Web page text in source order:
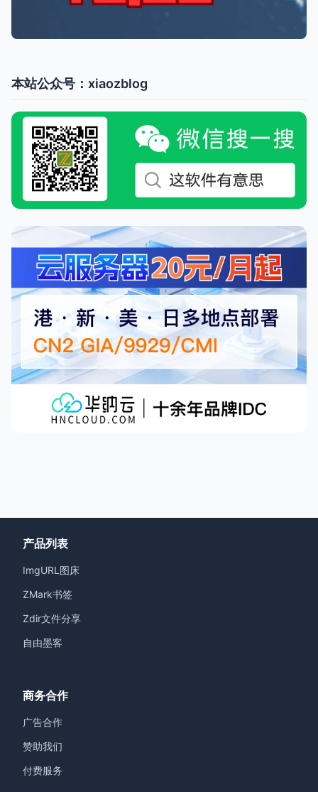
本站公众号：xiaozblog
产品列表
ImgURL图床
ZMark书签
Zdir文件分享
自由墨客
商务合作
广告合作
赞助我们
付费服务